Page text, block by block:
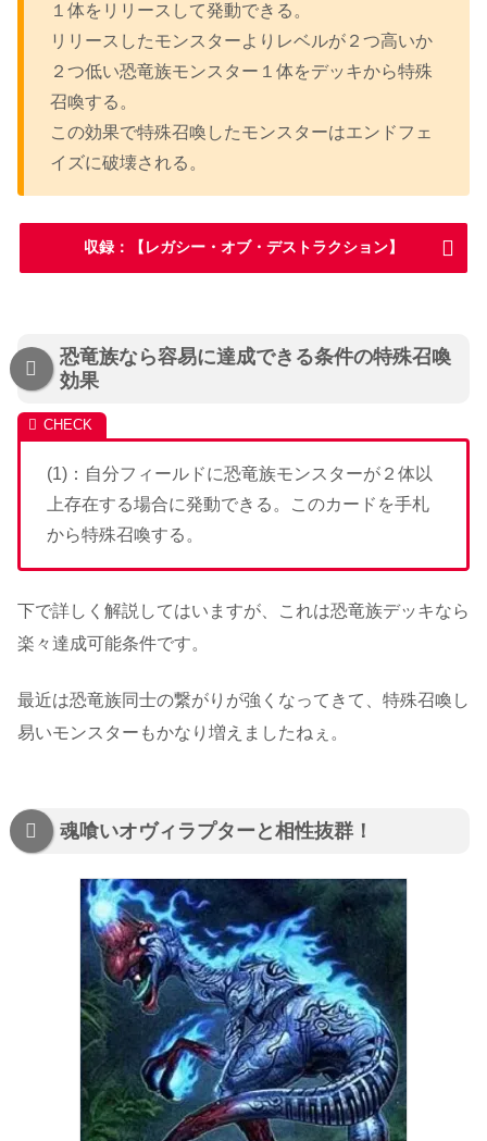
１体をリリースして発動できる。
リリースしたモンスターよりレベルが２つ高いか
２つ低い恐竜族モンスター１体をデッキから特殊
召喚する。
この効果で特殊召喚したモンスターはエンドフェ
イズに破壊される。
収録：【レガシー・オブ・デストラクション】
恐竜族なら容易に達成できる条件の特殊召喚
効果
(1)：自分フィールドに恐竜族モンスターが２体以
上存在する場合に発動できる。このカードを手札
から特殊召喚する。
下で詳しく解説してはいますが、これは恐竜族デッキなら
楽々達成可能条件です。
最近は恐竜族同士の繋がりが強くなってきて、特殊召喚し
易いモンスターもかなり増えましたねぇ。
魂喰いオヴィラプターと相性抜群！